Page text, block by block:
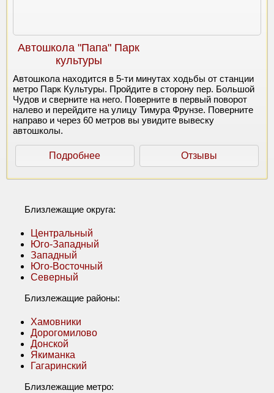
Автошкола "Папа" Парк
культуры
Автошкола находится в 5-ти минутах ходьбы от станции
метро Парк Культуры. Пройдите в сторону пер. Большой
Чудов и сверните на него. Поверните в первый поворот
налево и перейдите на улицу Тимура Фрунзе. Поверните
направо и через 60 метров вы увидите вывеску
автошколы.
Подробнее Отзывы
Близлежащие округа:
Центральный
Юго-Западный
Западный
Юго-Восточный
Северный
Близлежащие районы:
Хамовники
Дорогомилово
Донской
Якиманка
Гагаринский
Близлежащие метро: